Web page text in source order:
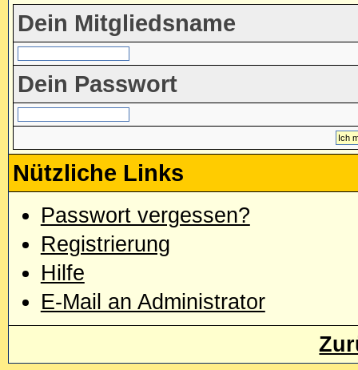
Dein Mitgliedsname
Dein Passwort
Nützliche Links
Passwort vergessen?
Registrierung
Hilfe
E-Mail an Administrator